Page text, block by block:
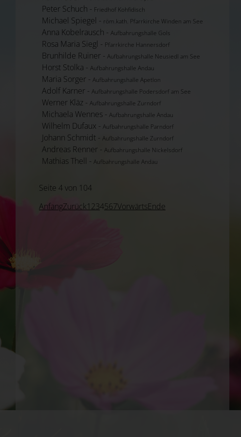
Peter Schuch - Friedhof Kohfidisch
Michael Spiegel - röm.kath. Pfarrkirche Winden am See
Anna Kobelrausch - Aufbahrungshalle Gols
Rosa Maria Siegl - Pfarrkirche Hannersdorf
Brunhilde Ruiner - Aufbahrungshalle Neusiedl am See
Horst Stolka - Aufbahrungshalle Andau
Maria Sorger - Aufbahrungshalle Apetlon
Adolf Karner - Aufbahrungshalle Podersdorf am See
Werner Kläz - Aufbahrungshalle Zurndorf
Michaela Wennes - Aufbahrungshalle Andau
Wilhelm Dufaux - Aufbahrungshalle Parndorf
Johann Schmidt - Aufbahrungshalle Zurndorf
Andreas Renner - Aufbahrungshalle Nickelsdorf
Mathias Thell - Aufbahrungshalle Andau
Seite 4 von 104
AnfangZurück1 234567VorwärtsEnde